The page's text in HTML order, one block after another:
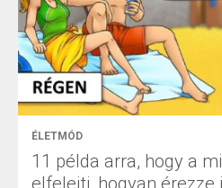
ÉLETMÓD
11 példa arra, hogy a
elfelejti, hogyan érezze